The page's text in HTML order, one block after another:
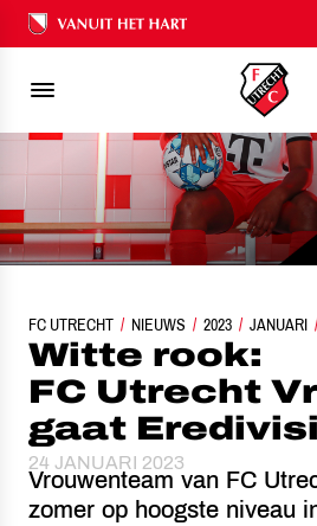
Ons nalatenschap
FC UTRECHT NIEUWS 2023 JANUARI
WITTE ROOK: FC UTRECHT
Witte rook:
FC Utrecht
gaat
24 JANUARI 2023
Vrouwenteam van FC
zomer op hoogste niveau